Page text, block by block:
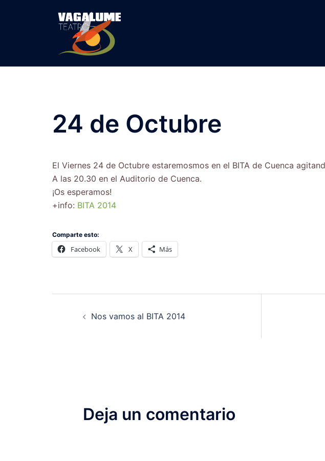
24 de Octubre
El Viernes 24 de Octubre estaremosmos en el BITA de Cuenca
A las 20.30 en el Auditorio de Cuenca.
¡Os esperamos!
+info: BITA 2014
Comparte esto:
Facebook X Más
Nos vamos al BITA 2014
Deja un comentario